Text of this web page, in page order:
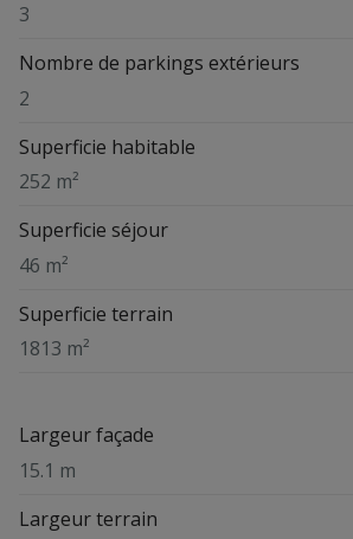
3
Nombre de parkings extérieurs
2
Superficie habitable
252 m²
Superficie séjour
46 m²
Superficie terrain
1813 m²
Largeur façade
15.1 m
Largeur terrain